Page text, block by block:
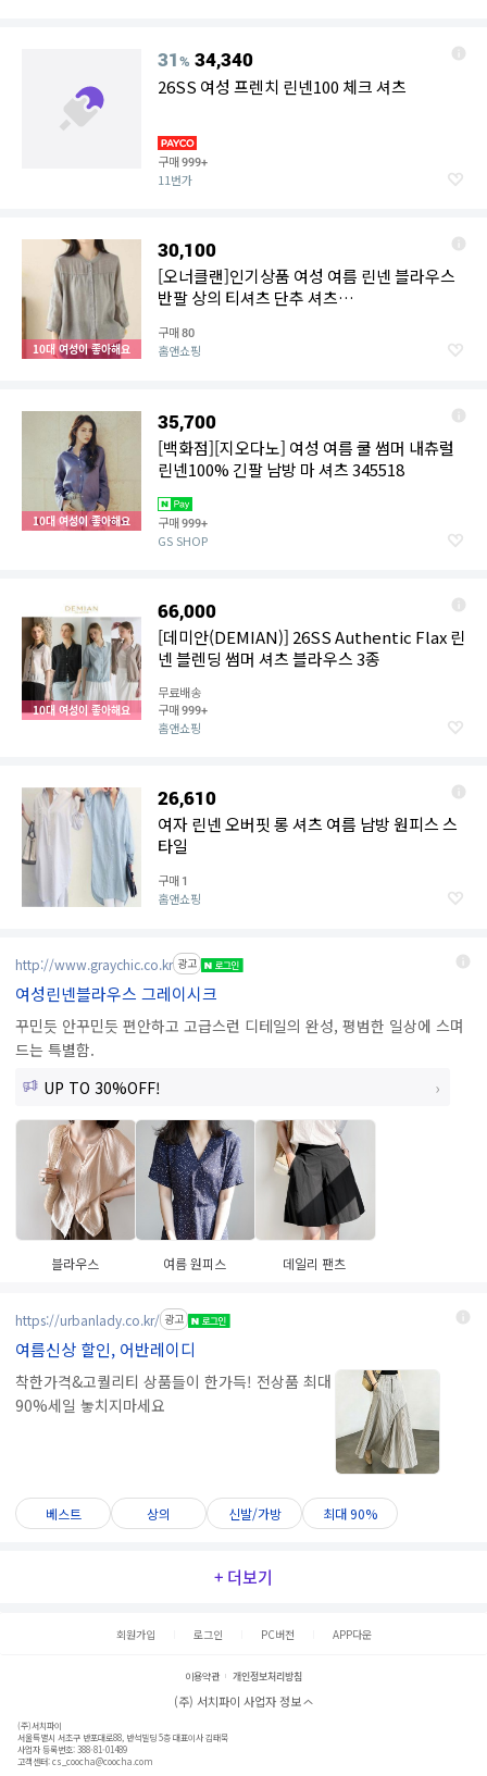
31% 34,340
26SS 여성 프렌치 린넨100 체크 셔츠
구매999+
11번가
10대 여성이 좋아해요
30,100
[오너클랜]인기상품 여성 여름 린넨 블라우스
반팔 상의 티셔츠 단추 셔츠
구매80
홈앤쇼핑
10대 여성이 좋아해요
35,700
[백화점][지오다노] 여성 여름 쿨 썸머 내츄럴
린넨100% 긴팔 남방 마 셔츠 345518
구매999+
GS SHOP
10대 여성이 좋아해요
66,000
[데미안(DEMIAN)] 26SS Authentic Flax 린
넨 블렌딩 썸머 셔츠 블라우스 3종
무료배송
구매999+
홈앤쇼핑
26,610
여자 린넨 오버핏 롱 셔츠 여름 남방 원피스 스
타일
구매 1
홈앤쇼핑
http://www.graychic.co.kr 광고
여성린넨블라우스 그레이시크
꾸민듯 안꾸민듯 편안하고 고급스런 디테일의 완성, 평범한 일상에 스며
드는 특별함.
UP TO 30%OFF!
블라우스 여름 원피스 데일리 팬츠
https://urbanlady.co.kr/ 광고
여름신상 할인, 어반레이디
착한가격&고퀄리티 상품들이 한가득! 전상품 최대
90%세일 놓치지마세요
베스트 상의 신발/가방 최대 90%
+ 더보기
회원가입 로그인 PC버전 APP다운
이용약관 개인정보처리방침
(주) 서치파이 사업자 정보
(주)서치파이
서울특별시 서초구 반포대로88, 반석빌딩 5층 대표이사 김태묵
사업자 등록번호: 388-81-01489
고객센터:cs_coocha@coocha.com